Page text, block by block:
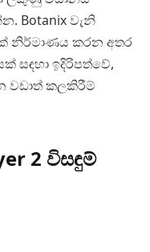
Botanix වැනි
නිර්මාණය කරන අතර
සඳහා ඉදිරිපත්වේ,
වඩාත් කලකිරීම්
2 විසඳුම්